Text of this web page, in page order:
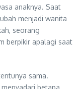
anaknya. Saat
menjadi wanita
seorang
berpikir apalagi saat
sama.
betapa